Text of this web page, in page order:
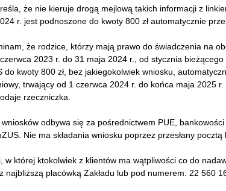
że nie kieruje drogą mejlową takich informacji z
r. jest podnoszone do kwoty 800 zł automatycznie
że rodzice, którzy mają prawo do świadczenia na
2023 r. do 31 maja 2024 r., od stycznia
do kwoty 800 zł, bez jakiegokolwiek wniosku,
trwający od 1 czerwca 2024 r. do końca maja 2025
rzeczniczka.
wniosków odbywa się za pośrednictwem PUE,
Nie ma składania wniosku poprzez przesłany
w której ktokolwiek z klientów ma wątpliwości co do
najbliższą placówką Zakładu lub pod numerem: 22 560